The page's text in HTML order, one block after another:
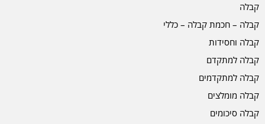
קבלה
קבלה – חכמת קבלה – כללי
קבלה וחסידות
קבלה למתקדם
קבלה למתקדמים
קבלה מומלצים
קבלה סיכומים